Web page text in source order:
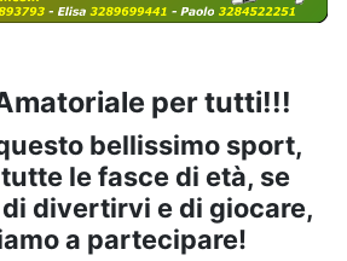
per tutti!!!
bellissimo sport,
le fasce di età, se
divertirvi e di giocare,
a partecipare!